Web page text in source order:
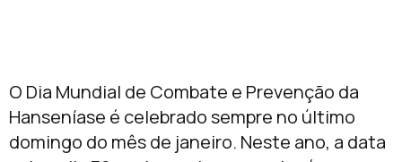
O Dia Mundial de Combate e Prevenção da
Hanseníase é celebrado sempre no último
domingo do mês de janeiro. Neste ano, a data